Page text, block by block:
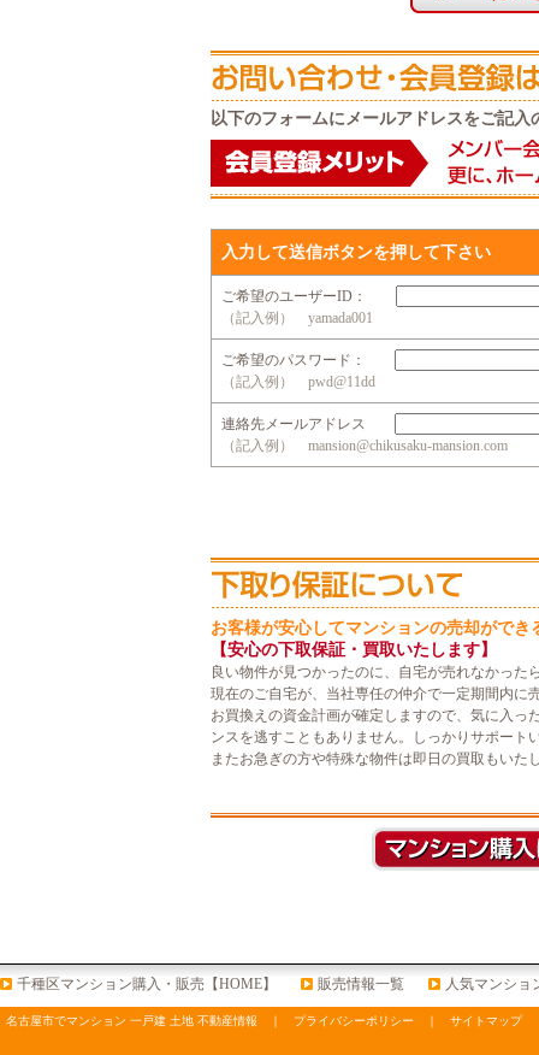
以下のフォームにメールアドレスをご記
入力して送信ボタンを押して下さい
ご希望のユーザーID：
（記入例） yamada001
ご希望のパスワード：
（記入例） pwd@11dd
連絡先メールアドレス
（記入例） mansion@chikusaku-mansion.com
お客様が安心してマンションの売却がで
【安心の下取保証・買取いたします】
良い物件が見つかったのに、自宅が売れなかっ
現在のご自宅が、当社専任の仲介で一定期間内に
お買換えの資金計画が確定しますので、気に入
ンスを逃すこともありません。しっかりサポート
またお急ぎの方や特殊な物件は即日の買取もいた